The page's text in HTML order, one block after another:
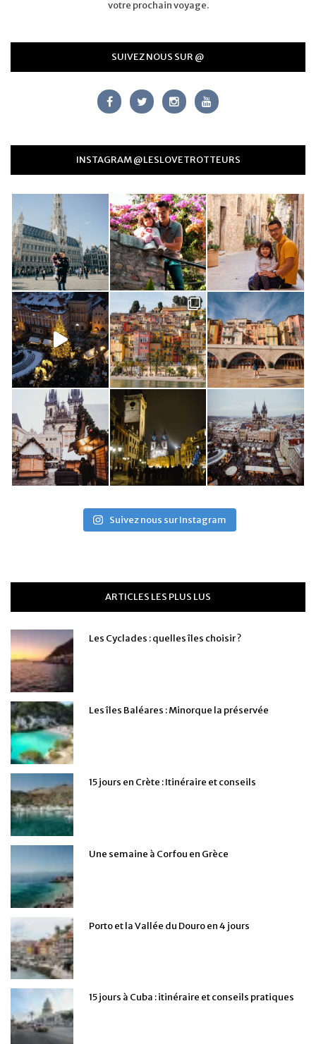
votre prochain voyage.
SUIVEZ NOUS SUR @
INSTAGRAM @LESLOVETROTTEURS
Suivez nous sur Instagram
ARTICLES LES PLUS LUS
Les Cyclades : quelles îles choisir ?
Les îles Baléares : Minorque la préservée
15 jours en Crète : Itinéraire et conseils
Une semaine à Corfou en Grèce
Porto et la Vallée du Douro en 4 jours
15 jours à Cuba : itinéraire et conseils pratiques